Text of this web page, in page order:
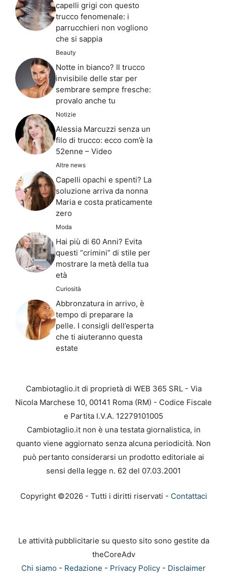
capelli grigi con questo
trucco fenomenale: i
parrucchieri non vogliono
che si sappia
Beauty
Notte in bianco? Il trucco
invisibile delle star per
sembrare sempre fresche:
provalo anche tu
Notizie
Alessia Marcuzzi senza un
filo di trucco: ecco com’è la
52enne – Video
Altre news
Capelli opachi e spenti? La
soluzione arriva da nonna
Maria e costa praticamente
zero
Moda
Hai più di 60 Anni? Evita
questi “crimini” di stile per
mostrare la metà della tua
età
Curiosità
Abbronzatura in arrivo, è
tempo di preparare la
pelle. I consigli dell’esperta
che ti aiuteranno questa
estate
Cambiotaglio.it di proprietà di WEB 365 SRL - Via
Nicola Marchese 10, 00141 Roma (RM) - Codice Fiscale
e Partita I.V.A. 12279101005
Cambiotaglio.it non è una testata giornalistica, in
quanto viene aggiornato senza alcuna periodicità. Non
può pertanto considerarsi un prodotto editoriale ai
sensi della legge n. 62 del 07.03.2001
Copyright ©2026 - Tutti i diritti riservati - Contattaci
Le attività pubblicitarie su questo sito sono gestite da
theCoreAdv
Chi siamo - Redazione - Privacy Policy - Disclaimer